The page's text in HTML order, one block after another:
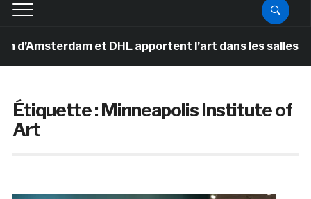
et DHL apportent l’art dans les salles de
Étiquette :Minneapolis Institute of
Art